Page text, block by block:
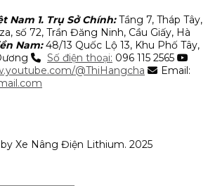
Nam 1. Trụ Sở Chính:Tầng 7, Tháp Tây,
số 72, Trần Đăng Ninh, Cầu Giấy, Hà
Nam:48/13 Quốc Lộ 13, Khu Phố Tây,
Số điện thoại: 096 115 2565
@ThiHangcha
Email:
Xe Nâng Điện Lithium. 2025